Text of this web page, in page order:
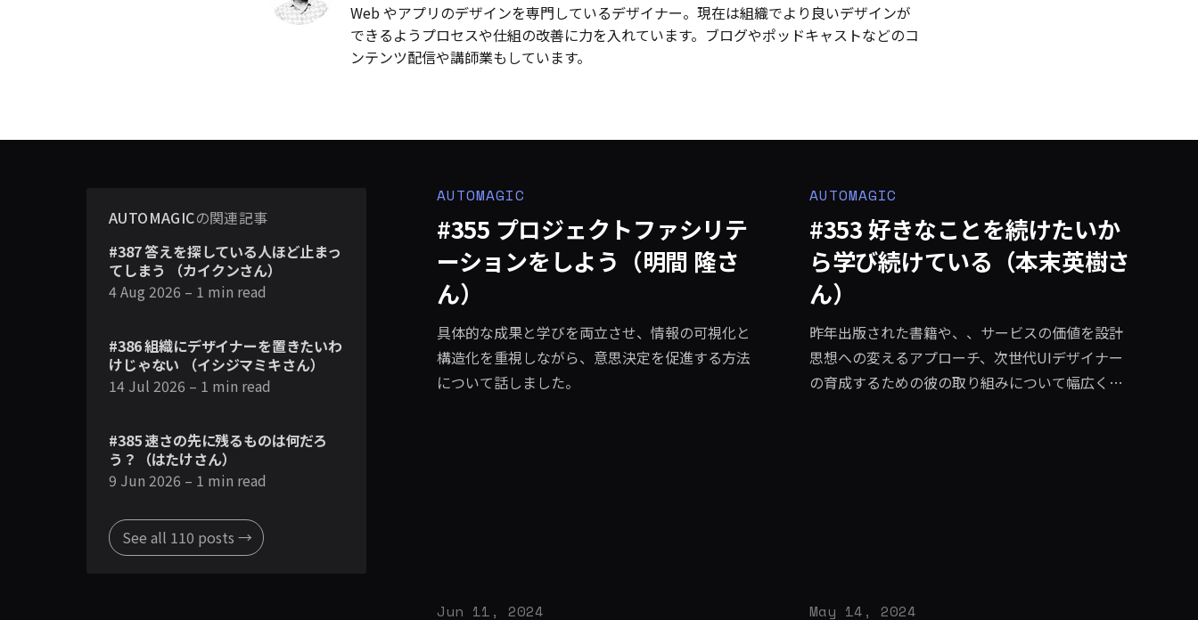
Web やアプリのデザインを専門しているデザイナー。現在は組織でより良いデザインが
できるようプロセスや仕組の改善に力を入れています。ブログやポッドキャストなどのコ
ンテンツ配信や講師業もしています。
AUTOMAGICの関連記事
#387 答えを探している人ほど止まっ
てしまう （カイクンさん）
4 Aug 2026 – 1 min read
#386 組織にデザイナーを置きたいわ
けじゃない （イシジマミキさん）
14 Jul 2026 – 1 min read
#385 速さの先に残るものは何だろ
う？（はたけさん）
9 Jun 2026 – 1 min read
See all 110 posts →
AUTOMAGIC
#355 プロジェクトファシリテ
ーションをしよう（明間 隆さ
ん）
具体的な成果と学びを両立させ、情報の可視化と
構造化を重視しながら、意思決定を促進する方法
について話しました。
Jun 11, 2024
AUTOMAGIC
#353 好きなことを続けたいか
ら学び続けている（本末英樹さ
ん）
昨年出版された書籍や、、サービスの価値を設計
思想への変えるアプローチ、次世代UIデザイナー
の育成するための彼の取り組みについて幅広く語
May 14, 2024